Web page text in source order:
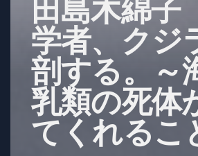
田島木綿子
学者、クジ
剖する。～
乳類の死体
てくれるこ